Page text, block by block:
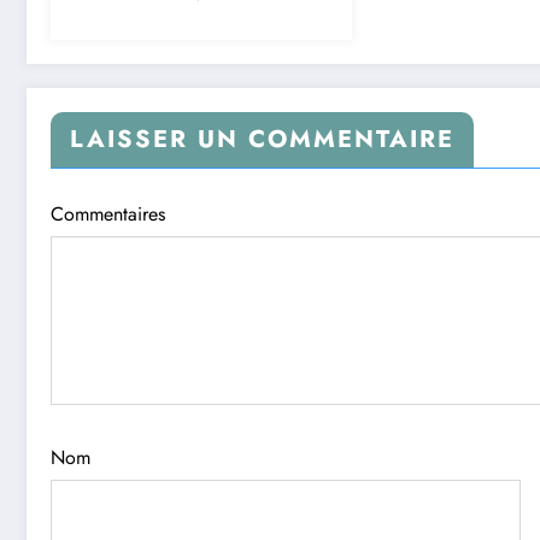
LAISSER UN COMMENTAIRE
Commentaires
Nom